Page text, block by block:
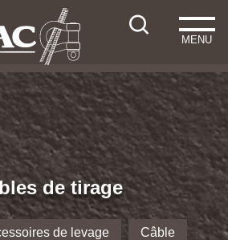
MENU
de tirage
de levage Câble